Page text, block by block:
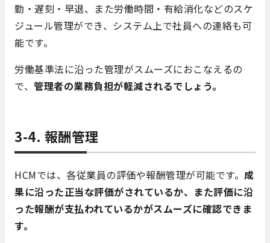
勤・遅刻・早退、また労働時間・有給消化などのスケ
ジュール管理ができ、システム上で社員への連絡も可
能です。
労働基準法に沿った管理がスムーズにおこなえるの
で、 管理者の業務負担が軽減されるでしょう。
3-4. 報酬管理
HCMでは、各従業員の評価や報酬管理が可能です。 成
果に沿った正当な評価がされているか、また評価に沿
った報酬が支払われているかがスムーズに確認できま
す。